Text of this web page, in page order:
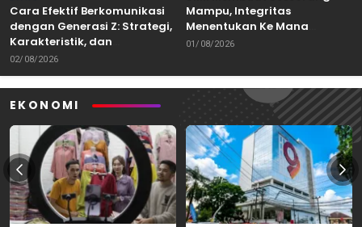
Cara Efektif Berkomunikasi
dengan Generasi Z: Strategi,
Karakteristik, dan
Tantangannya
02/08/2026
Mampu, Integritas
Menentukan Ke Mana
Kemampuan Itu Dibawa
01/08/2026
EKONOMI